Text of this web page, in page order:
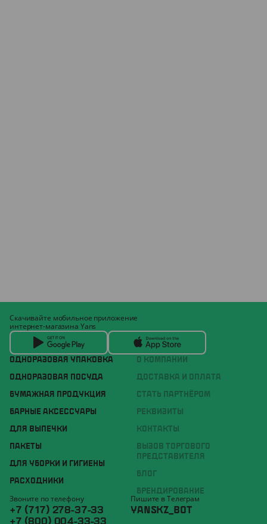
ОДНОРАЗОВАЯ УПАКОВКА
ОДНОРАЗОВАЯ ПОСУДА
БУМАЖНАЯ ПРОДУКЦИЯ
БАРНЫЕ АКСЕССУАРЫ
ДЛЯ ВЫПЕЧКИ
ПАКЕТЫ
ДЛЯ УБОРКИ И ГИГИЕНЫ
РАСХОДНИКИ
О КОМПАНИИ
ДОСТАВКА И ОПЛАТА
СТАТЬ ПАРТНЁРОМ
РЕКВИЗИТЫ
КОНТАКТЫ
ВЫЗОВ ТОРГОВОГО
ПРЕДСТАВИТЕЛЯ
БЛОГ
БРЕНДИРОВАНИЕ
Скачивайте мобильное приложение
интернет-магазина Yans
Звоните по телефону
+7 (717) 278-37-33
+7 (800) 004-33-33
Пишите в Телеграм
YANSKZ_BOT